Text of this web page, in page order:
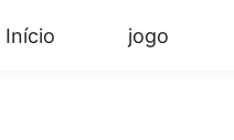
Início jogo